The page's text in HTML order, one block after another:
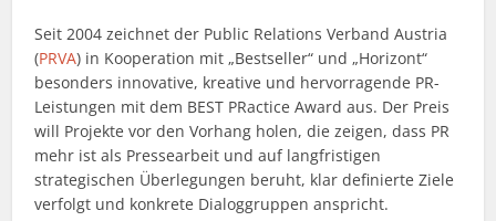
Seit 2004 zeichnet der Public Relations Verband Austria
(PRVA) in Kooperation mit „Bestseller“ und „Horizont“
besonders innovative, kreative und hervorragende PR-
Leistungen mit dem BEST PRactice Award aus. Der Preis
will Projekte vor den Vorhang holen, die zeigen, dass PR
mehr ist als Pressearbeit und auf langfristigen
strategischen Überlegungen beruht, klar definierte Ziele
verfolgt und konkrete Dialoggruppen anspricht.